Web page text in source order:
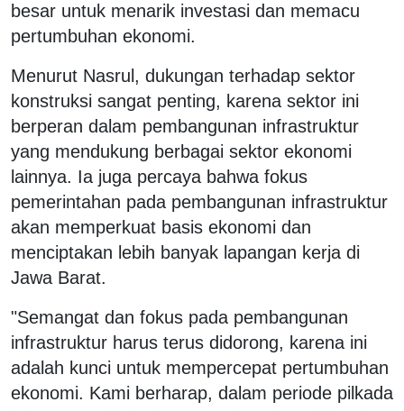
besar untuk menarik investasi dan memacu
pertumbuhan ekonomi.
Menurut Nasrul, dukungan terhadap sektor
konstruksi sangat penting, karena sektor ini
berperan dalam pembangunan infrastruktur
yang mendukung berbagai sektor ekonomi
lainnya. Ia juga percaya bahwa fokus
pemerintahan pada pembangunan infrastruktur
akan memperkuat basis ekonomi dan
menciptakan lebih banyak lapangan kerja di
Jawa Barat.
"Semangat dan fokus pada pembangunan
infrastruktur harus terus didorong, karena ini
adalah kunci untuk mempercepat pertumbuhan
ekonomi. Kami berharap, dalam periode pilkada